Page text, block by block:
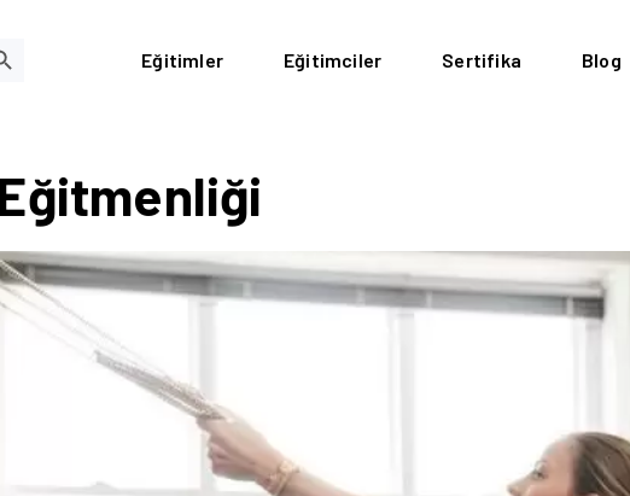
Eğitimler
Eğitimciler Sertifika Blog